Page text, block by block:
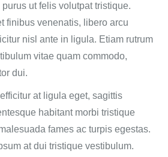
purus ut felis volutpat tristique.
finibus venenatis, libero arcu
nisl ante in ligula. Etiam rutrum
vitae quam commodo,
dui.
at ligula eget, sagittis
habitant morbi tristique
fames ac turpis egestas.
at dui tristique vestibulum.